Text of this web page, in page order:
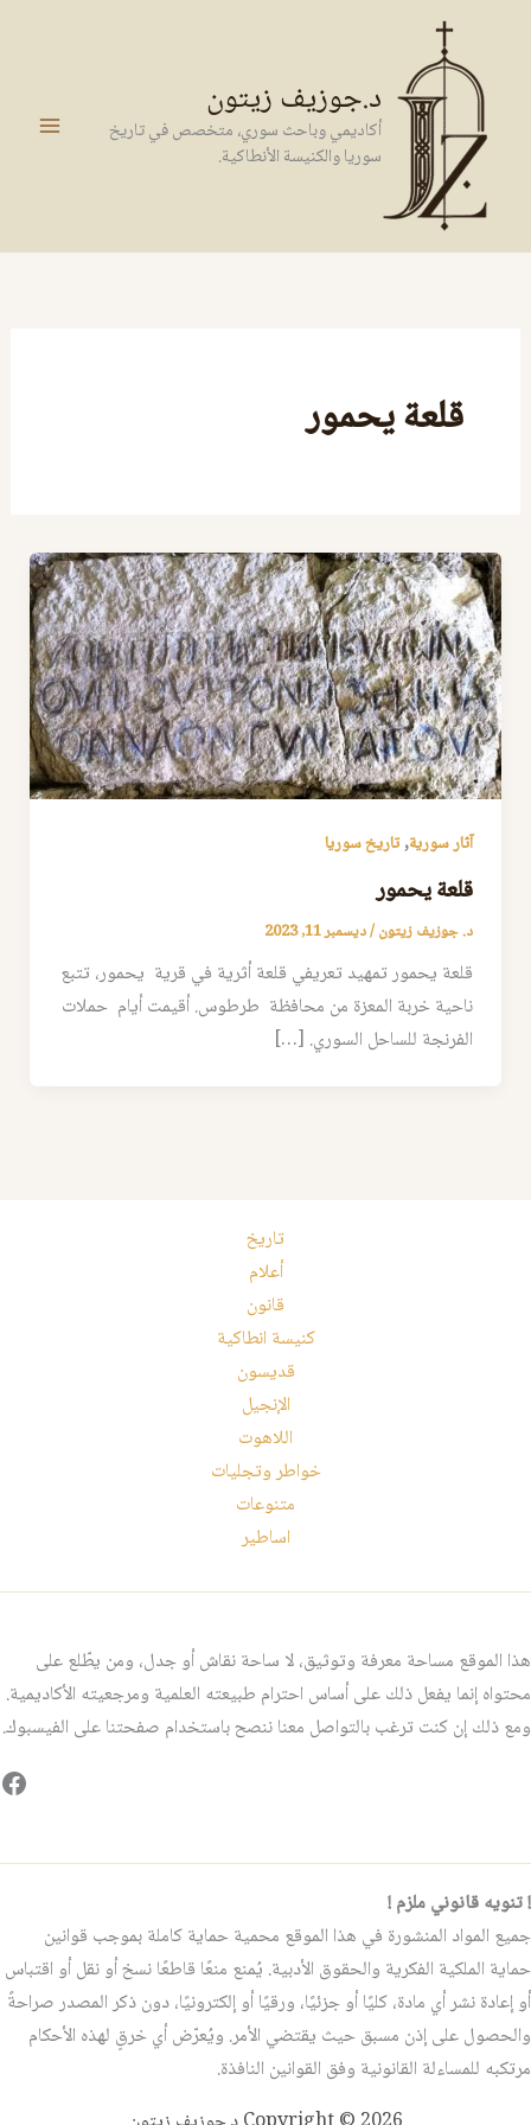
المحتوى
د.جوزيف زيتون
أكاديمي وباحث سوري، متخصص في تاريخ
سوريا والكنيسة الأنطاكية.
قلعة يحمور
آثار سورية,تاريخ سوريا
قلعة يحمور
د. جوزيف زيتون/ديسمبر 11, 2023
قلعة يحمور تمهيد تعريفي قلعة أثرية في قرية يحمور، تتبع
ناحية خربة المعزة من محافظة طرطوس. أقيمت أيام حملات
الفرنجة للساحل السوري. […]
تاريخ
أعلام
قانون
كنيسة انطاكية
قديسون
الإنجيل
اللاهوت
خواطر وتجليات
متنوعات
اساطير
هذا الموقع مساحة معرفة وتوثيق، لا ساحة نقاش أو جدل، ومن يطّلع على
محتواه إنما يفعل ذلك على أساس احترام طبيعته العلمية ومرجعيته الأكاديمية.
ومع ذلك إن كنت ترغب بالتواصل معنا ننصح باستخدام صفحتنا على الفيسبوك.
! تنويه قانوني ملزم !
جميع المواد المنشورة في هذا الموقع محمية حماية كاملة بموجب قوانين
حماية الملكية الفكرية والحقوق الأدبية. يُمنع منعًا قاطعًا نسخ أو نقل أو اقتباس
أو إعادة نشر أي مادة، كليًا أو جزئيًا، ورقيًا أو إلكترونيًا، دون ذكر المصدر صراحةً
والحصول على إذن مسبق حيث يقتضي الأمر. ويُعرّض أي خرقٍ لهذه الأحكام
مرتكبه للمساءلة القانونية وفق القوانين النافذة.